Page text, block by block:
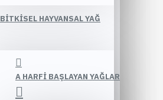
BITKISEL HAYVANSAL YAĞ
A HARFI BAŞLAYAN YAĞLAR